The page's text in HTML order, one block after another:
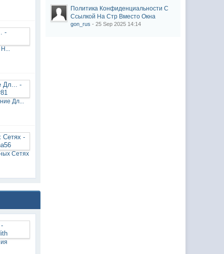
Н...
Дл...
Сетях
Политика Конфиденциальности С
Ссылкой На Стр Вместо Окна
gon_rus - 25 Sep 2025 14:14